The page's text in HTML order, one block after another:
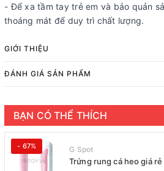
- Để xa tầm tay trẻ em và bảo quản
thoáng mát để duy trì chất lượng.
GIỚI THIỆU
ĐÁNH GIÁ SẢN PHẨM
BẠN CÓ THỂ THÍCH
- 67% G Spot
Trứng rung cá heo giá rẻ